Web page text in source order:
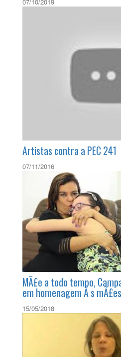
PrevidÃªncia: o mito do
Artistas contra a PEC 241
07/11/2016
MÃ£e a todo tempo,